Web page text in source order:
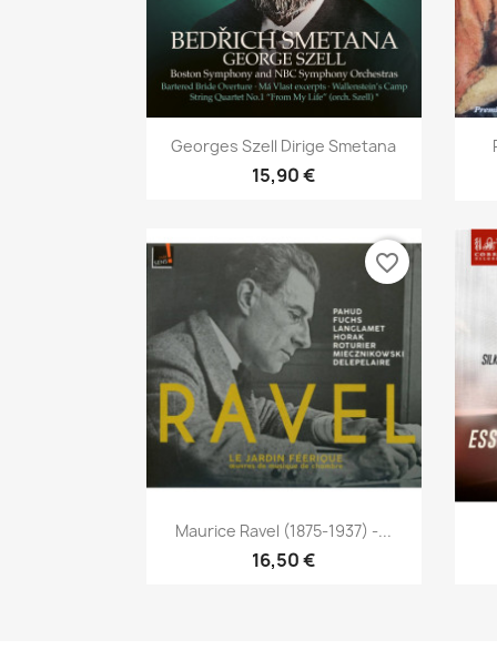
Aperçu rapide
Georges Szell Dirige Smetana
15,90 €
Aperçu rapide
Maurice Ravel (1875-1937) -...
16,50 €
favorite_border